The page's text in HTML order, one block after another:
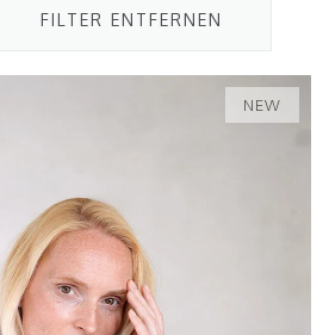
FILTER ENTFERNEN
NEW